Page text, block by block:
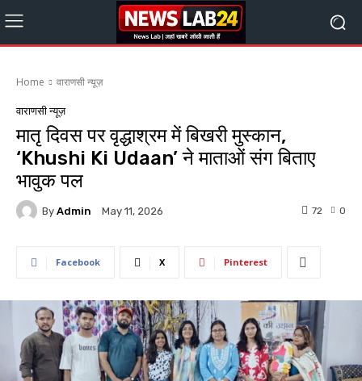
Home वाराणसी न्यूज़
वाराणसी न्यूज़
मातृ दिवस पर वृद्धाश्रम में बिखरी मुस्कान,
‘Khushi Ki Udaan’ ने माताओं संग बिताए
भावुक पल
By Admin May 11, 2026 0
72
Facebook X Pinterest